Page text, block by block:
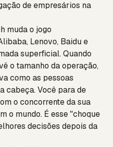
de empresários na
muda o jogo
Lenovo, Baidu e
superficial. Quando
o tamanho da operação,
como as pessoas
cabeça. Você para de
o concorrente da sua
o mundo. É esse "choque
decisões depois da